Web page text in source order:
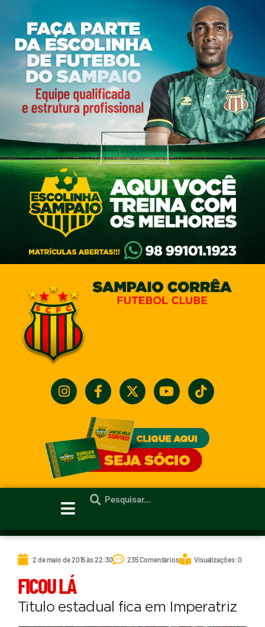
2 de maio de 2015 às 22:30 235 Comentários Visualizações: 0
FICOU LÁ
Titulo estadual fica em Imperatriz